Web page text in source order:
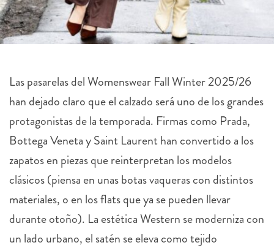
Las pasarelas del Womenswear Fall Winter 2025/26
han dejado claro que el calzado será uno de los grandes
protagonistas de la temporada. Firmas como Prada,
Bottega Veneta y Saint Laurent han convertido a los
zapatos en piezas que reinterpretan los modelos
clásicos (piensa en unas botas vaqueras con distintos
materiales, o en los flats que ya se pueden llevar
durante otoño). La estética Western se moderniza con
un lado urbano, el satén se eleva como tejido